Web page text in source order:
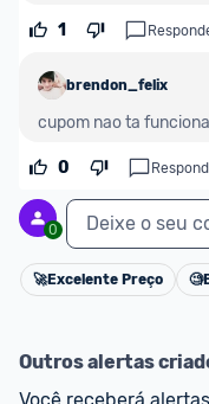
1
brendon_felix
cupom nao ta
0
0 Deixe o seu
🚀Excelente Preço 🧐
Outros alertas